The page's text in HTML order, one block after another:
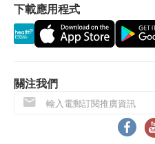
阻隔多餘油份吸收
排毒清宿便，促進新陳
改善膚質，提升皮膚水
服用指引:
成人每日1包（快速瘦
接倒入口中，或以室
應最少有6個月或以上。
退換條款：
有損毀情況，一經確認
退換產品必須包裝完
或過期退回，供應商
如有其他損壞或遺漏
下載應用程式
關注我們